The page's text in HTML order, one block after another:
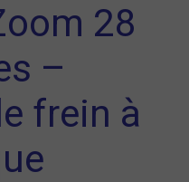
28
–
frein à